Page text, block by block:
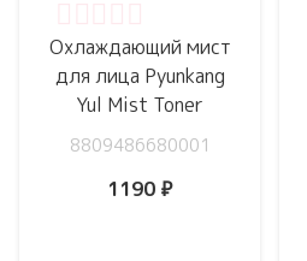
Охлаждающий мист
для лица Pyunkang
Yul Mist Toner
8809486680001
1190 ₽